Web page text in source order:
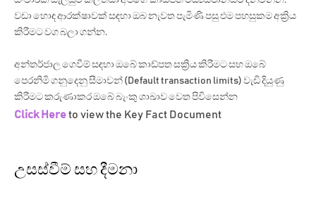
වඩා හොඳ ආරක්ෂාවක් සඳහා ඔබ නැවත පැමිණි පසු එම පහසුකම අක්‍රිය
කිරීමට වග බලා ගන්න.
අන්තර්ජාල ගෙවීම් සඳහා ඔබේ කාඩ්පත සක්‍රිය කිරීමට සහ ඔබේ
පෙරනිමි ගනුදෙනු සීමාවන් (Default transaction limits) වැඩි දියුණු
කිරීමට කරුණාකර ඔබේ බැංකු ශාඛාව වෙත පිවිසෙන්න
Click Hereto view the Key Fact Document
උසස්වීම් සහ දීමනා